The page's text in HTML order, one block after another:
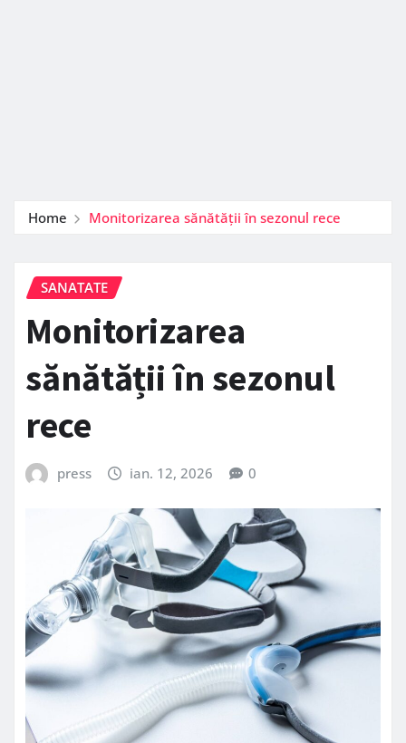
Home Monitorizarea sănătății în sezonul rece
SANATATE
Monitorizarea
sănătății în sezonul
rece
press ian. 12, 2026 0